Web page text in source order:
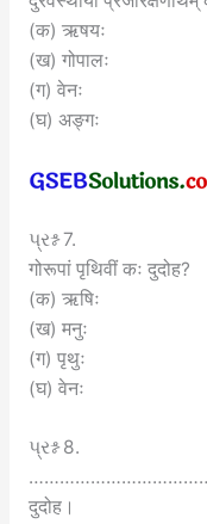
(क) ऋषयः
(ख) गोपालः
(ग) वेनः
(घ) अङ्गः
પ્રશ્ન 7.
गोरूपां पृथिवीं कः दुदोह?
(क) ऋषिः
(ख) मनुः
(ग) पृथुः
(घ) वेनः
પ્રશ્ન 8.
दुदोह।